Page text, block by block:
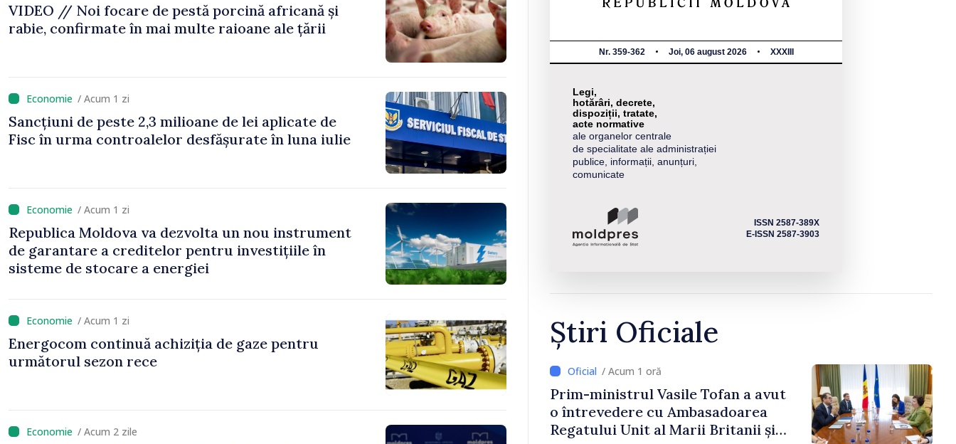
VIDEO // Noi focare de pestă porcină africană și
rabie, confirmate în mai multe raioane ale țării
/ Acum 1 zi
Sancțiuni de peste 2,3 milioane de lei aplicate de
Fisc în urma controalelor desfășurate în luna iulie
/ Acum 1 zi
Republica Moldova va dezvolta un nou instrument
de garantare a creditelor pentru investițiile în
sisteme de stocare a energiei
/ Acum 1 zi
Energocom continuă achiziția de gaze pentru
următorul sezon rece
/ Acum 2 zile
Nr. 359-362 Joi, 06 august 2026 XXXIII
Legi,
hotărâri, decrete,
dispoziții, tratate,
acte normative
ale organelor centrale
de specialitate ale administrației
publice, informații, anunțuri,
comunicate
ISSN 2587-389X
E-ISSN 2587-3903
Știri Oficiale
/ Acum 1 oră
Prim-ministrul Vasile Tofan a avut
o întrevedere cu Ambasadoarea
Regatului Unit al Marii Britanii și